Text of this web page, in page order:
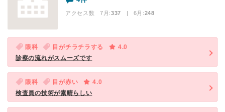
アクセス数 7月:337 | 6月:248
眼科 目がチラチラする
4.0
診察の流れがスムーズです
眼科 目が赤い
4.0
検査員の技術が素晴らしい